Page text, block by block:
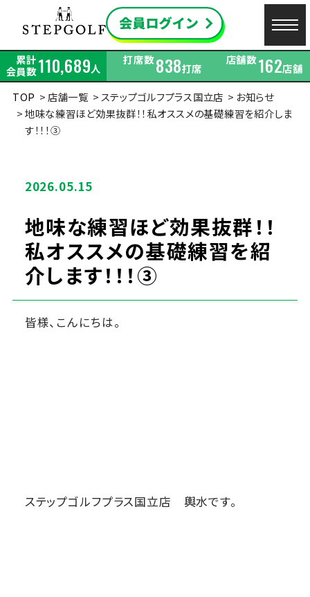
累計
会員数110,689人
打席数838打席
店舗数162店舗
TOP
店舗一覧 ステップゴルフプラス国立店
お知らせ
地味な練習ほど効果抜群！！私オススメの基礎練習を紹介しま
す！！！③
2026.05.15
地味な練習ほど効果抜群！！
私オススメの基礎練習を紹
介します！！！③
皆様、こんにちは。
ステップゴルフプラス国立店 輿水です。